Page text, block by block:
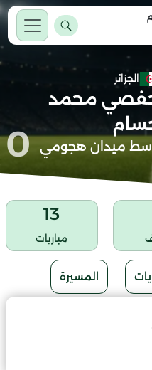
الجزائر
محمد
ميدان هجومي 0
13
مباريات
المسيرة